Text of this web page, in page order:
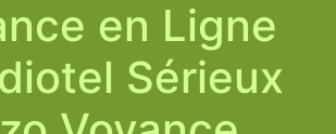
en Ligne
Sérieux